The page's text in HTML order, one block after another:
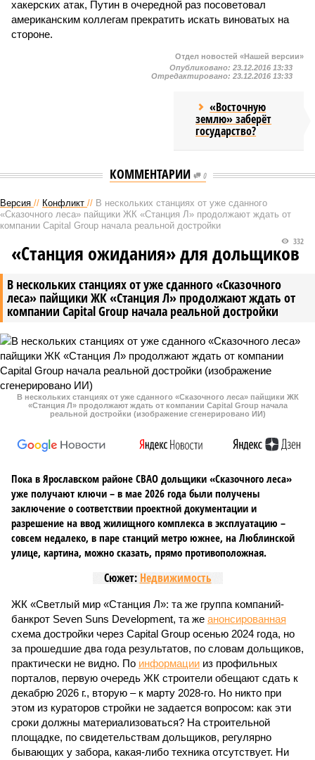
хакерских атак, Путин в очередной раз посоветовал
американским коллегам прекратить искать виноватых на
стороне.
Отдел новостей «Нашей версии»
Опубликовано: 23.12.2016 13:33
Отредактировано: 23.12.2016 13:33
«Восточную
землю» заберёт
государство?
КОММЕНТАРИИ 0
Версия // Конфликт // В нескольких станциях от уже сданного
«Сказочного леса» пайщики ЖК «Станция Л» продолжают ждать от
компании Capital Group начала реальной достройки
В нескольких станциях от уже сданного «Сказочного
леса» пайщики ЖК «Станция Л» продолжают ждать от
компании Capital Group начала реальной достройки
332
«Станция ожидания» для дольщиков
В нескольких станциях от уже сданного «Сказочного леса» пайщики ЖК
«Станция Л» продолжают ждать от компании Capital Group начала
реальной достройки (изображение сгенерировано ИИ)
Пока в Ярославском районе СВАО дольщики «Сказочного леса»
уже получают ключи – в мае 2026 года были получены
заключение о соответствии проектной документации и
разрешение на ввод жилищного комплекса в эксплуатацию –
совсем недалеко, в паре станций метро южнее, на Люблинской
улице, картина, можно сказать, прямо противоположная.
Сюжет: Недвижимость
ЖК «Светлый мир «Станция Л»: та же группа компаний-
банкрот Seven Suns Development, та же анонсированная
схема достройки через Capital Group осенью 2024 года, но
за прошедшие два года результатов, по словам дольщиков,
практически не видно. По информации из профильных
порталов, первую очередь ЖК строители обещают сдать к
декабрю 2026 г., вторую – к марту 2028-го. Но никто при
этом из кураторов стройки не задается вопросом: как эти
сроки должны материализоваться? На строительной
площадке, по свидетельствам дольщиков, регулярно
бывающих у забора, какая-либо техника отсутствует. Ни